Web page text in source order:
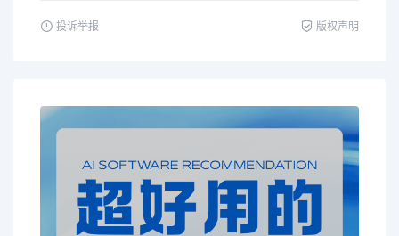
投诉举报 版权声明